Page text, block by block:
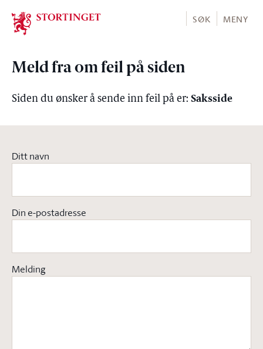
Stortinget.no
SØK MENY
Meld fra om feil på siden
Siden du ønsker å sende inn feil på er: Saksside
Ditt navn
Din e-postadresse
Melding